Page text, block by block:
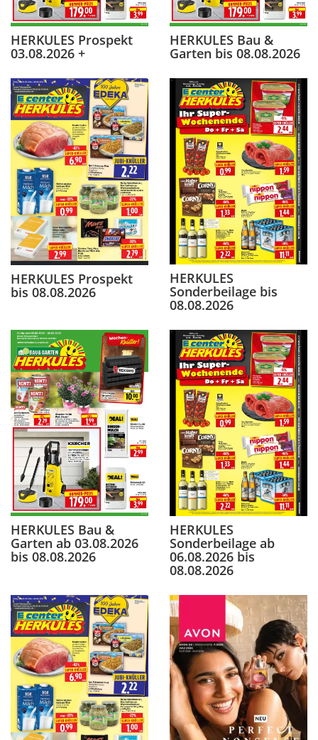
HERKULES Prospekt
03.08.2026 +
HERKULES Bau &
Garten bis 08.08.2026
HERKULES Prospekt
bis 08.08.2026
HERKULES
Sonderbeilage bis
08.08.2026
HERKULES Bau &
Garten ab 03.08.2026
bis 08.08.2026
HERKULES
Sonderbeilage ab
06.08.2026 bis
08.08.2026